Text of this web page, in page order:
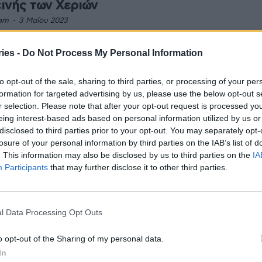
- Do Not Process My Personal Information
opt-out of the sale, sharing to third parties, or processing of your
for targeted advertising by us, please use the below opt-out
selection. Please note that after your opt-out request is processed
interest-based ads based on personal information utilized by us
to third parties prior to your opt-out. You may separately
of your personal information by third parties on the IAB’s list of
This information may also be disclosed by us to third parties on the
Participants that may further disclose it to other third parties.
Data Processing Opt Outs
opt-out of the Sharing of my personal data.
των Χεριών
- 3 Μαΐου 2023
Hospital Center, κορυφώνονται την Παρασκευή 5
Ντυνάν Hospital Center: Με τη
σφραγίδα του JCI και στην επόμενη
- 27 Απριλίου 2023
κορυφαία διαπίστευση Joint Commission International
για δεύτερη συνεχή τριετία το Ερρίκος
Κέντρο Μελέτης Ύπνου στην
- 19 Δεκεμβρίου 2022